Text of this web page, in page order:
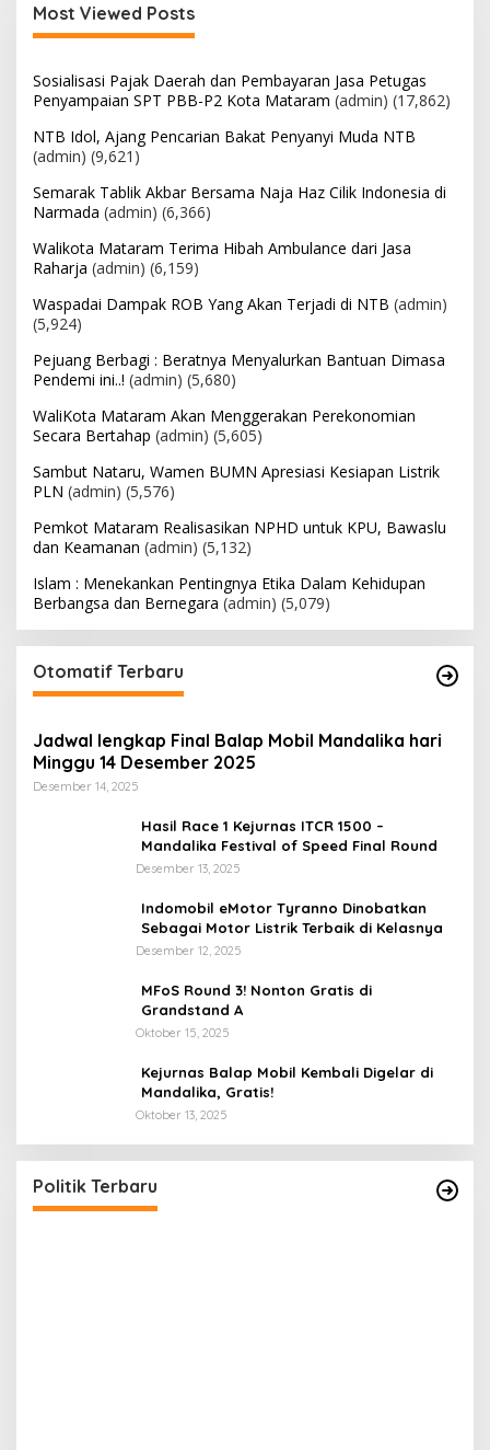
Most Viewed Posts
Sosialisasi Pajak Daerah dan Pembayaran Jasa Petugas
Penyampaian SPT PBB-P2 Kota Mataram (admin) (17,862)
NTB Idol, Ajang Pencarian Bakat Penyanyi Muda NTB
(admin) (9,621)
Semarak Tablik Akbar Bersama Naja Hafiz Cilik Indonesia di
Narmada (admin) (6,366)
Walikota Mataram Terima Hibah Ambulance dari Jasa
Raharja (admin) (6,159)
Waspadai Dampak ROB Yang Akan Terjadi di NTB (admin)
(5,924)
Pejuang Berbagi : Beratnya Menyalurkan Bantuan Dimasa
Pendemi ini..! (admin) (5,680)
WaliKota Mataram Akan Menggerakan Perekonomian
Secara Bertahap (admin) (5,605)
Sambut Nataru, Wamen BUMN Apresiasi Kesiapan Listrik
PLN (admin) (5,576)
Pemkot Mataram Realisasikan NPHD untuk KPU, Bawaslu
dan Keamanan (admin) (5,132)
Islam : Menekankan Pentingnya Etika Dalam Kehidupan
Berbangsa dan Bernegara (admin) (5,079)
Otomatif Terbaru
Jadwal lengkap Final Balap Mobil Mandalika hari
Minggu 14 Desember 2025
Desember 14, 2025
Hasil Race 1 Kejurnas ITCR 1500 –
Mandalika Festival of Speed Final Round
Desember 13, 2025
Indomobil eMotor Tyranno Dinobatkan
Sebagai Motor Listrik Terbaik di Kelasnya
Desember 12, 2025
MFoS Round 3! Nonton Gratis di
Grandstand A
Oktober 15, 2025
Kejurnas Balap Mobil Kembali Digelar di
Mandalika, Gratis!
Oktober 13, 2025
Politik Terbaru
yang Terjadi di Amerika Serikat dan Indonesia
Di Politik | September 12, 2024